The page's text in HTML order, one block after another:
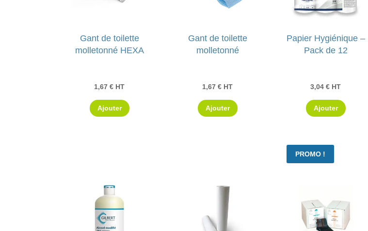
Gant de toilette
molletonné HEXA
1,67€ HT
Ajouter
Gant de toilette
molletonné
1,67€ HT
Ajouter
Papier Hygiénique –
Pack de 12
3,04€ HT
Ajouter
PROMO !